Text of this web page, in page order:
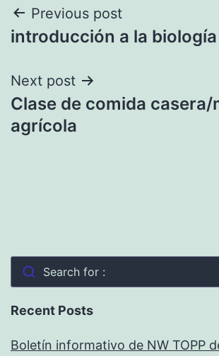
Navegación
de
entradas
Previous post
introducción a la biología
Next post
Clase de comida casera/
agrícola
Search for :
Recent Posts
Boletín informativo de NW TOPP